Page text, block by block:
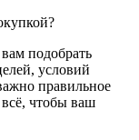
подобрать
условий
правильное
чтобы ваш